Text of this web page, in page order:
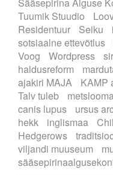
Tuumik Stuudio
Residentuur
Seiku
sotsiaalne ettevõtlus
Voog
Wordpress
haldusreform
ajakiri MAJA
KAMP
Talv tuleb
canis lupus
ursus
hekk
inglismaa
Hedgerows
viljandi muuseum